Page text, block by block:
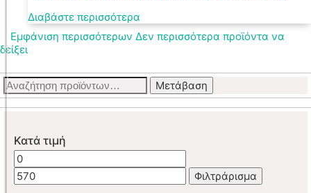
Διαβάστε περισσότερα
Εμφάνιση περισσότερων Δεν περισσότερα προϊόντα να
δείξει
Αναζήτηση
για:
Μετάβαση
Κατά τιμή
Ελάχιστη
τιμή
τιμή
Φιλτράρισμα